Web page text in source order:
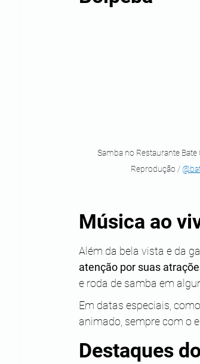
Samba no Restaurante Bate
Reprodução /
Música ao
Além da bela vista e da
atenção por suas
e roda de samba em
Em datas especiais,
animado, sempre com o
Destaques